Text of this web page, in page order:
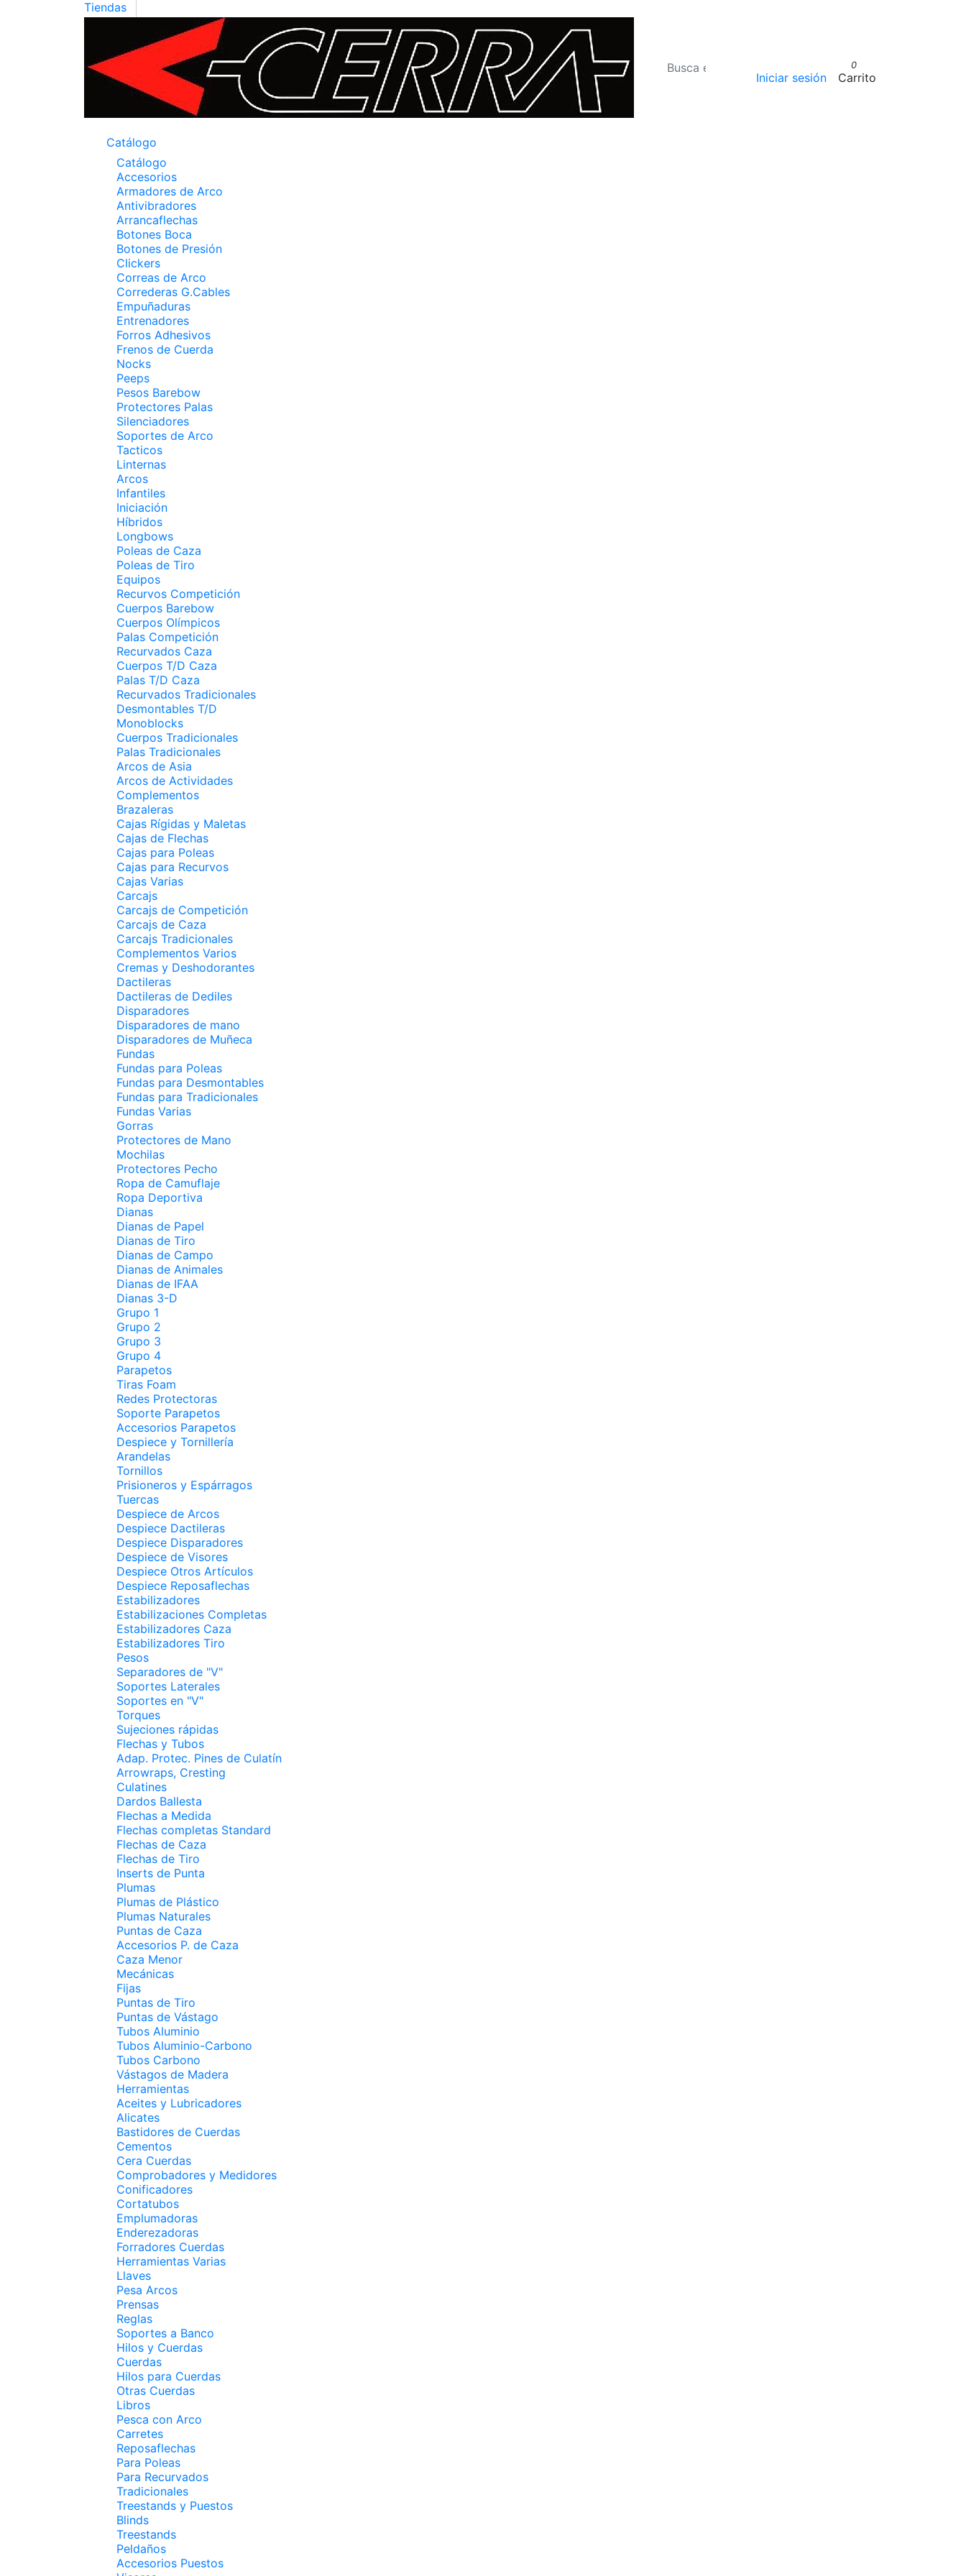
Tiendas
Iniciar sesión
0
Carrito
Catálogo
Catálogo
Accesorios
Armadores de Arco
Antivibradores
Arrancaflechas
Botones Boca
Botones de Presión
Clickers
Correas de Arco
Correderas G.Cables
Empuñaduras
Entrenadores
Forros Adhesivos
Frenos de Cuerda
Nocks
Peeps
Pesos Barebow
Protectores Palas
Silenciadores
Soportes de Arco
Tacticos
Linternas
Arcos
Infantiles
Iniciación
Híbridos
Longbows
Poleas de Caza
Poleas de Tiro
Equipos
Recurvos Competición
Cuerpos Barebow
Cuerpos Olímpicos
Palas Competición
Recurvados Caza
Cuerpos T/D Caza
Palas T/D Caza
Recurvados Tradicionales
Desmontables T/D
Monoblocks
Cuerpos Tradicionales
Palas Tradicionales
Arcos de Asia
Arcos de Actividades
Complementos
Brazaleras
Cajas Rígidas y Maletas
Cajas de Flechas
Cajas para Poleas
Cajas para Recurvos
Cajas Varias
Carcajs
Carcajs de Competición
Carcajs de Caza
Carcajs Tradicionales
Complementos Varios
Cremas y Deshodorantes
Dactileras
Dactileras de Dediles
Disparadores
Disparadores de mano
Disparadores de Muñeca
Fundas
Fundas para Poleas
Fundas para Desmontables
Fundas para Tradicionales
Fundas Varias
Gorras
Protectores de Mano
Mochilas
Protectores Pecho
Ropa de Camuflaje
Ropa Deportiva
Dianas
Dianas de Papel
Dianas de Tiro
Dianas de Campo
Dianas de Animales
Dianas de IFAA
Dianas 3-D
Grupo 1
Grupo 2
Grupo 3
Grupo 4
Parapetos
Tiras Foam
Redes Protectoras
Soporte Parapetos
Accesorios Parapetos
Despiece y Tornillería
Arandelas
Tornillos
Prisioneros y Espárragos
Tuercas
Despiece de Arcos
Despiece Dactileras
Despiece Disparadores
Despiece de Visores
Despiece Otros Artículos
Despiece Reposaflechas
Estabilizadores
Estabilizaciones Completas
Estabilizadores Caza
Estabilizadores Tiro
Pesos
Separadores de "V"
Soportes Laterales
Soportes en "V"
Torques
Sujeciones rápidas
Flechas y Tubos
Adap. Protec. Pines de Culatín
Arrowraps, Cresting
Culatines
Dardos Ballesta
Flechas a Medida
Flechas completas Standard
Flechas de Caza
Flechas de Tiro
Inserts de Punta
Plumas
Plumas de Plástico
Plumas Naturales
Puntas de Caza
Accesorios P. de Caza
Caza Menor
Mecánicas
Fijas
Puntas de Tiro
Puntas de Vástago
Tubos Aluminio
Tubos Aluminio-Carbono
Tubos Carbono
Vástagos de Madera
Herramientas
Aceites y Lubricadores
Alicates
Bastidores de Cuerdas
Cementos
Cera Cuerdas
Comprobadores y Medidores
Conificadores
Cortatubos
Emplumadoras
Enderezadoras
Forradores Cuerdas
Herramientas Varias
Llaves
Pesa Arcos
Prensas
Reglas
Soportes a Banco
Hilos y Cuerdas
Cuerdas
Hilos para Cuerdas
Otras Cuerdas
Libros
Pesca con Arco
Carretes
Reposaflechas
Para Poleas
Para Recurvados
Tradicionales
Treestands y Puestos
Blinds
Treestands
Peldaños
Accesorios Puestos